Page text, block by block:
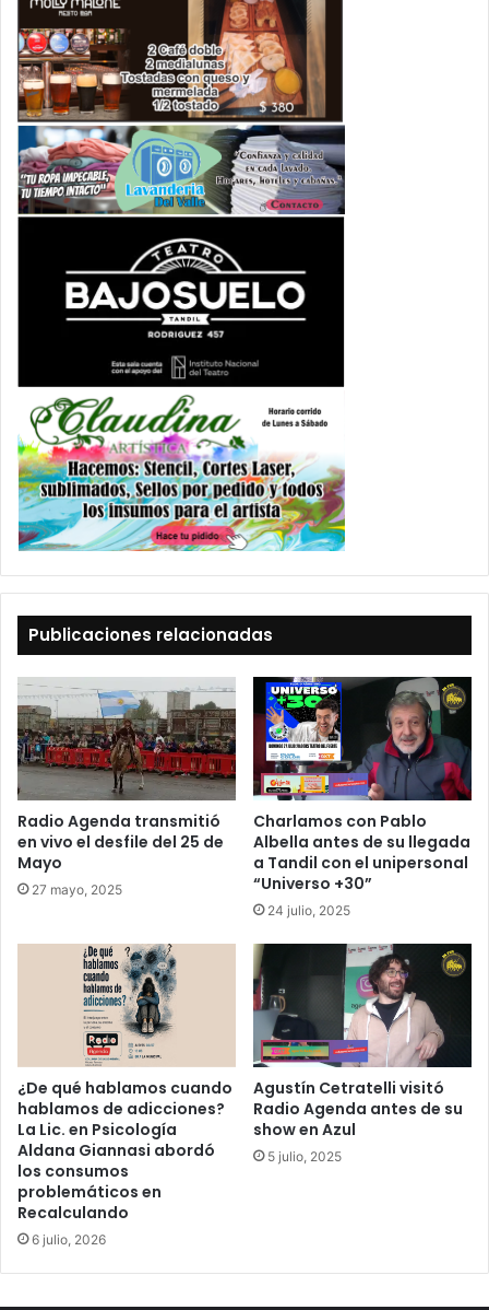
Publicaciones relacionadas
Radio Agenda transmitió
en vivo el desfile del 25 de
Mayo
27 mayo, 2025
Charlamos con Pablo
Albella antes de su llegada
a Tandil con el unipersonal
“Universo +30”
24 julio, 2025
¿De qué hablamos cuando
hablamos de adicciones?
La Lic. en Psicología
Aldana Giannasi abordó
los consumos
problemáticos en
Recalculando
6 julio, 2026
Agustín Cetratelli visitó
Radio Agenda antes de su
show en Azul
5 julio, 2025